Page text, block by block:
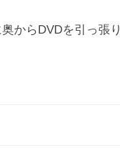
からDVDを引っ張